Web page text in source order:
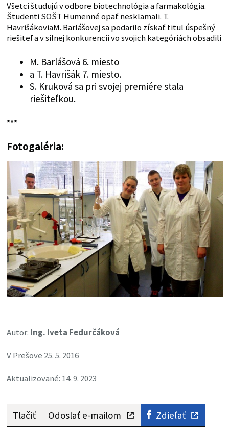
Všetci študujú v odbore biotechnológia a farmakológia.
Študenti SOŠT Humenné opäť nesklamali. T.
HavrišákoviaM. Barlášovej sa podarilo získať titul úspešný
riešiteľ a v silnej konkurencii vo svojich kategóriách obsadili
M. Barlášová 6. miesto
a T. Havrišák 7. miesto.
S. Kruková sa pri svojej premiére stala
riešiteľkou.
***
Fotogaléria:
Autor: Ing. Iveta Fedurčáková
V Prešove 25. 5. 2016
Aktualizované: 14. 9. 2023
Tlačiť Odoslať e-mailom Zdieľať